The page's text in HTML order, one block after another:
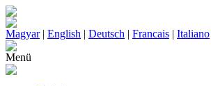
Magyar| English | Deutsch | Francais | Italiano
Menü